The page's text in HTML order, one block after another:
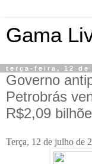
Gama
terça-feira, 12 de
Governo
Petrobrás
R$2,09
Terça, 12 de julho de